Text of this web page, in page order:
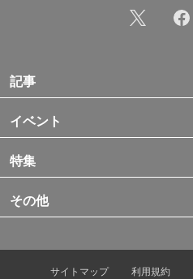
記事
イベント
特集
その他
サイトマップ 利用規約